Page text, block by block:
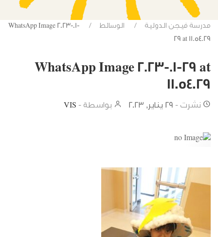
مدرسة فيجن الدولية الوسائط
WhatsApp Image 2023-01-
29 at 11.54.29
WhatsApp Image 2023-01-29 at
11.54.29
نشرت - بواسطة - VIS